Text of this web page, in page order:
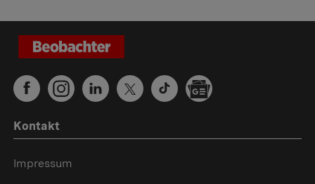
Kontakt
Impressum